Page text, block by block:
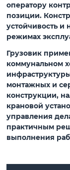
оператору
позиции.
устойчивость
режимах
Грузовик
коммунальном
монтажных и
конструкции,
крановой
управления
практичным
выполнения